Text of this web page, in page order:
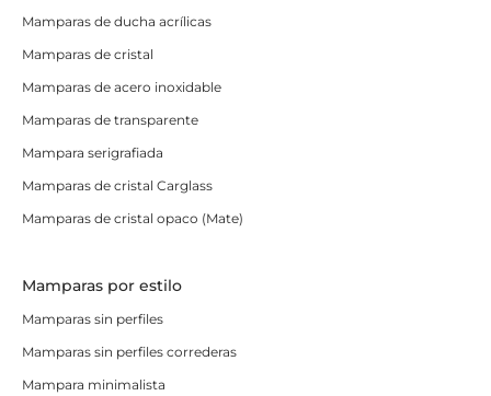
Mamparas de ducha acrílicas
Mamparas de cristal
Mamparas de acero inoxidable
Mamparas de transparente
Mampara serigrafiada
Mamparas de cristal Carglass
Mamparas de cristal opaco (Mate)
Mamparas por estilo
Mamparas sin perfiles
Mamparas sin perfiles correderas
Mampara minimalista